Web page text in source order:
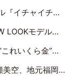
『日向坂で会いましょう』にて発表
モデルに就任
回もわちゃわちゃ全開
年トップサポーター』に就任